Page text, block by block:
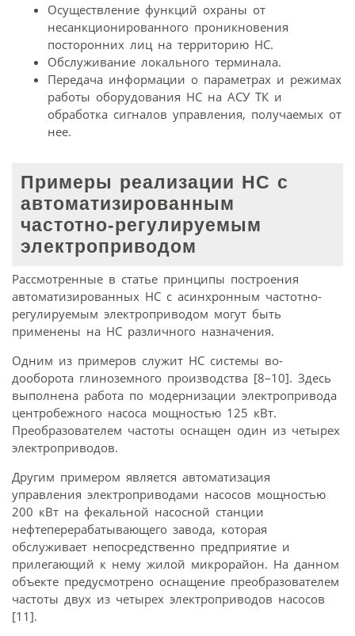
Осуществление функций охраны от
несанкционированного проникновения
посторонних лиц на территорию НС.
Обслуживание локального терминала.
Передача информации о параметрах и режимах
работы оборудования НС на АСУ ТК и
обработка сигналов управления, получаемых от
нее.
Примеры реализации НС с
автоматизированным
частотно-регулируемым
электроприводом
Рассмотренные в статье принципы построения
автоматизированных НС с асинхронным частотно-
регулируемым электроприводом могут быть
применены на НС различного назначения.
Одним из примеров служит НС системы во-
дооборота глиноземного производства [8–10]. Здесь
выполнена работа по модернизации электропривода
центробежного насоса мощностью 125 кВт.
Преобразователем частоты оснащен один из четырех
электроприводов.
Другим примером является автоматизация
управления электроприводами насосов мощностью
200 кВт на фекальной насосной станции
нефтеперерабатывающего завода, которая
обслуживает непосредственно предприятие и
прилегающий к нему жилой микрорайон. На данном
объекте предусмотрено оснащение преобразователем
частоты двух из четырех электроприводов насосов
[11].